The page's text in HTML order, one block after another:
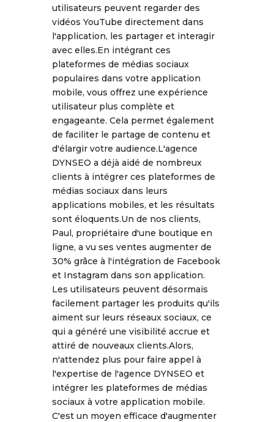
utilisateurs peuvent regarder des
vidéos YouTube directement dans
l'application, les partager et interagir
avec elles.En intégrant ces
plateformes de médias sociaux
populaires dans votre application
mobile, vous offrez une expérience
utilisateur plus complète et
engageante. Cela permet également
de faciliter le partage de contenu et
d'élargir votre audience.L'agence
DYNSEO a déjà aidé de nombreux
clients à intégrer ces plateformes de
médias sociaux dans leurs
applications mobiles, et les résultats
sont éloquents.Un de nos clients,
Paul, propriétaire d'une boutique en
ligne, a vu ses ventes augmenter de
30% grâce à l'intégration de Facebook
et Instagram dans son application.
Les utilisateurs peuvent désormais
facilement partager les produits qu'ils
aiment sur leurs réseaux sociaux, ce
qui a généré une visibilité accrue et
attiré de nouveaux clients.Alors,
n'attendez plus pour faire appel à
l'expertise de l'agence DYNSEO et
intégrer les plateformes de médias
sociaux à votre application mobile.
C'est un moyen efficace d'augmenter